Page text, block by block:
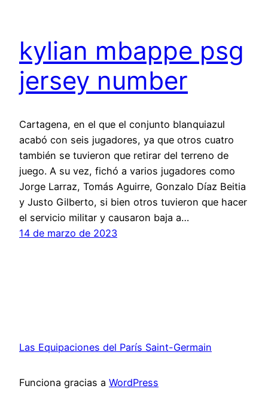
kylian mbappe psg
jersey number
Cartagena, en el que el conjunto blanquiazul
acabó con seis jugadores, ya que otros cuatro
también se tuvieron que retirar del terreno de
juego. A su vez, fichó a varios jugadores como
Jorge Larraz, Tomás Aguirre, Gonzalo Díaz Beitia
y Justo Gilberto, si bien otros tuvieron que hacer
el servicio militar y causaron baja a…
14 de marzo de 2023
Las Equipaciones del París Saint-Germain
Funciona gracias a WordPress